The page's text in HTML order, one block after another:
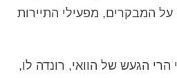
על המבקרים, מפעילי התיירות
הגעש של הוואי, רונדה לו,